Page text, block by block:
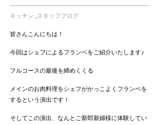
キッチン ,スタッフブログ
皆さんこんにちは！
今回はシェフによるフランベをご紹介いたします♪
フルコースの最後を締めくくる
メインのお肉料理をシェフがかっこよくフランベを
するという演出です！
そしてこの演出、なんとご新郎新婦様に体験してい